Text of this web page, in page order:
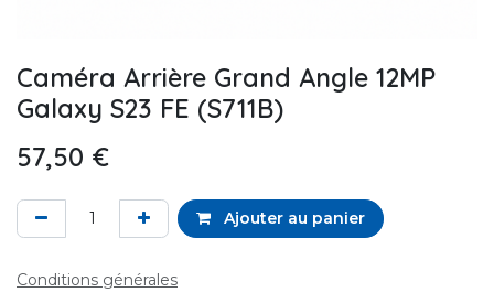
Caméra Arrière Grand Angle 12MP
Galaxy S23 FE (S711B)
57,50 €
Ajouter au panier
Conditions générales